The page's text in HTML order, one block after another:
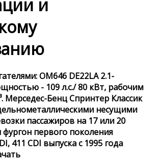
и
OM646 DE22LA 2.1-
- 109 л.с./ 80 кВт, рабочим
Мерседес-Бенц Спринтер Классик
несущими
пассажиров на 17 или 20
первого поколения
411 CDI выпуска с 1995 года